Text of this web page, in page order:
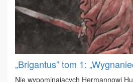
„Brigantus” tom 1:
Nie wy­po­mi­na­ją­cych Her­man­no­wi